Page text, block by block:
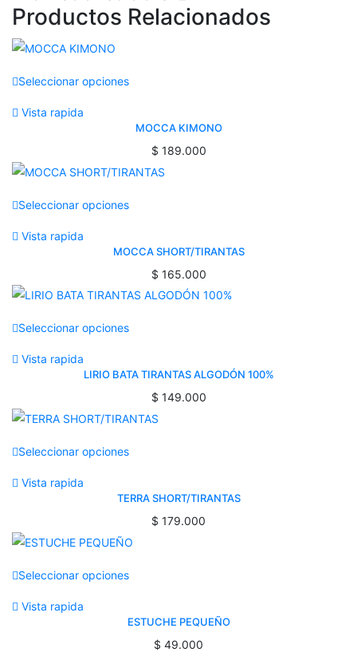
Productos Relacionados
Seleccionar opciones
Vista rapida
MOCCA KIMONO
$ 189.000
Seleccionar opciones
Vista rapida
MOCCA SHORT/TIRANTAS
$ 165.000
Seleccionar opciones
Vista rapida
LIRIO BATA TIRANTAS ALGODÓN 100%
$ 149.000
Seleccionar opciones
Vista rapida
TERRA SHORT/TIRANTAS
$ 179.000
Seleccionar opciones
Vista rapida
ESTUCHE PEQUEÑO
$ 49.000